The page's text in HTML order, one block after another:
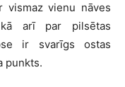
vismaz vienu nāves
arī par pilsētas
ir svarīgs ostas
punkts.